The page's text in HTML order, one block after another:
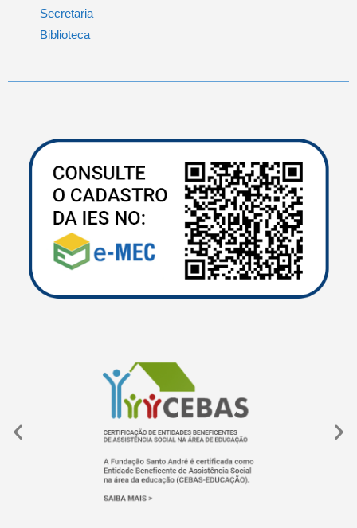
Secretaria
Biblioteca